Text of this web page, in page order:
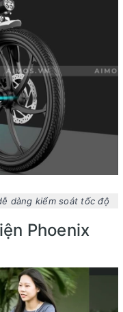
dàng kiểm soát tốc độ
Phoenix